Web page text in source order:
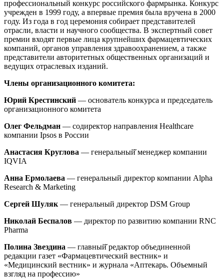
профессиональный конкурс российского фармрынка. Конкурс
учрежден в 1999 году, а впервые премия была вручена в 2000
году. Из года в год церемония собирает представителей
отрасли, власти и научного сообщества. В экспертный совет
премии входят первые лица крупнейших фармацевтических
компаний, органов управления здравоохранением, а также
представители авторитетных общественных организаций и
ведущих отраслевых изданий.
Члены организационного комитета:
Юрий Крестинский — основатель конкурса и председатель
организационного комитета
Олег Фельдман — содиректор направления Healthcare
компании Ipsos в России
Анастасия Круглова — генеральный̆ менеджер компании
IQVIA
Анна Ермолаева — генеральный директор компании Alpha
Research & Marketing
Сергей Шуляк — генеральный директор DSM Group
Николай Беспалов — директор по развитию компании RNC
Pharma
Полина Звездина — главный̆ редактор объединенной
редакции газет «Фармацевтический вестник» и
«Медицинский вестник» и журнала «Аптекарь. Объемный
взгляд на профессию»